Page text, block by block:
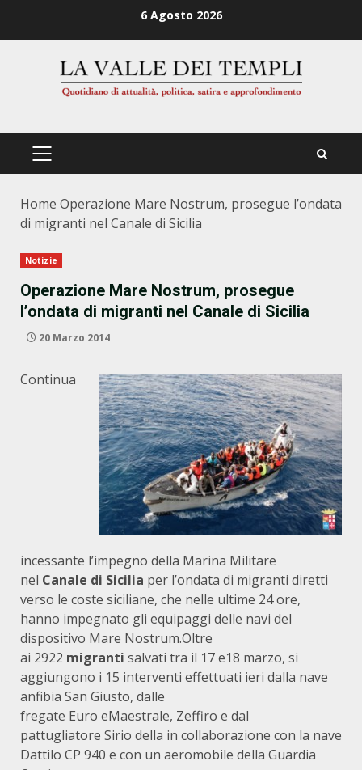
6 Agosto 2026
PRIMÄRES
Home Operazione Mare Nostrum, prosegue l’ondata
di migranti nel Canale di Sicilia
Notizie
Operazione Mare Nostrum, prosegue
l’ondata di migranti nel Canale di Sicilia
20 Marzo 2014
Continua
incessante l’impegno della Marina Militare
nel Canale di Sicilia per l’ondata di migranti diretti
verso le coste siciliane, che nelle ultime 24 ore,
hanno impegnato gli equipaggi delle navi del
dispositivo Mare Nostrum.Oltre
ai 2922 migranti salvati tra il 17 e18 marzo, si
aggiungono i 15 interventi effettuati ieri dalla nave
anfibia San Giusto, dalle
fregate Euro eMaestrale, Zeffiro e dal
pattugliatore Sirio della in collaborazione con la nave
Dattilo CP 940 e con un aeromobile della Guardia